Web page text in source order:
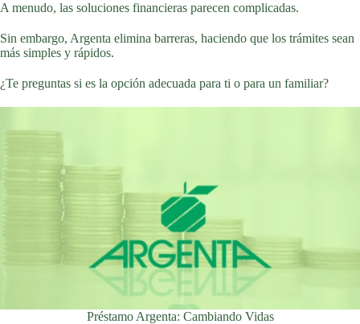
A menudo, las soluciones financieras parecen complicadas.
Sin embargo, Argenta elimina barreras, haciendo que los trámites sean
más simples y rápidos.
¿Te preguntas si es la opción adecuada para ti o para un familiar?
Préstamo Argenta: Cambiando Vidas